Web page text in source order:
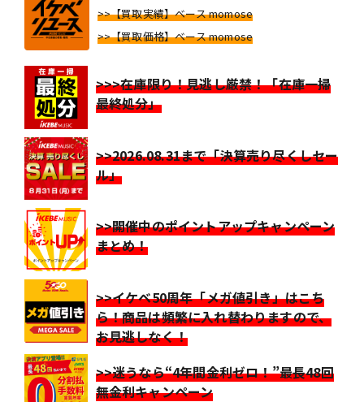
>>【買取実績】ベース momose
>>【買取価格】ベース momose
>>>在庫限り！見逃し厳禁！「在庫一掃
最終処分」
>>2026.08.31まで「決算売り尽くしセー
ル」
>>開催中のポイントアップキャンペーン
まとめ！
>>イケベ50周年「メガ値引き」はこち
ら！商品は頻繁に入れ替わりますので、
お見逃しなく！
>>迷うなら“4年間金利ゼロ！”最長48回
無金利キャンペーン